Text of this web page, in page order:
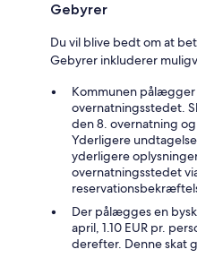
Gebyrer
Du vil blive bedt om at
Gebyrer inkluderer
Kommunen pålægger
overnatningsstedet.
den 8. overnatning
Yderligere
yderligere
overnatningsstedet
Der pålægges en
april, 1.10 EUR pr.
derefter. Denne skat